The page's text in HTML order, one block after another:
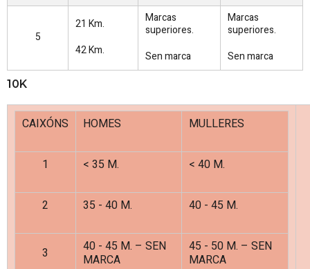
5
21 Km.
42 Km.
Marcas
superiores.
Sen marca
Marcas
superiores.
Sen marca
10K
CAIXÓNS HOMES MULLERES
1 < 35 M. < 40 M.
2 35 - 40 M. 40 - 45 M.
3
40 - 45 M. – SEN
MARCA
45 - 50 M. – SEN
MARCA